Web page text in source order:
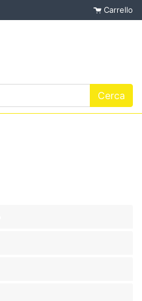
Carrello